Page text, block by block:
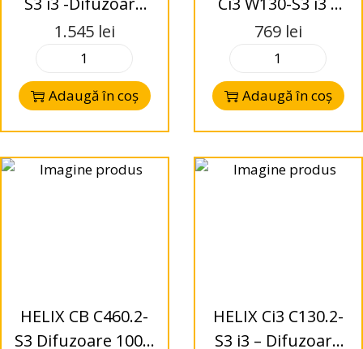
Kit 130mm – 2-
Way – 3 Ohms
1.545 lei
Adaugă în coș
Difuzoare Woofer
130mm – 3 Ohms
769 lei
Adaugă în coș
HELIX CB C460.2-
S3 Difuzoare 100 x
HELIX Ci3 C130.2-
S3 i3 – Difuzoare